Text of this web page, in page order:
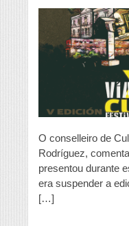
O conselleiro de
Rodríguez,
presentou durante
era suspender a
[…]